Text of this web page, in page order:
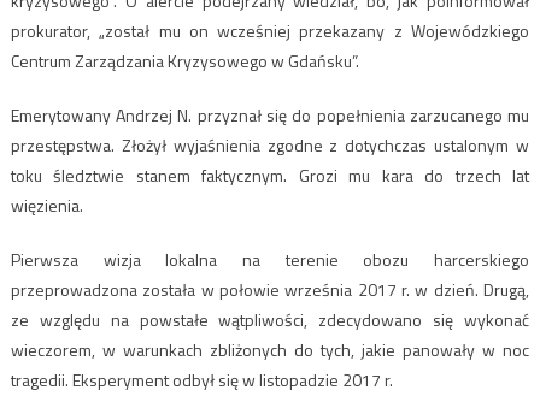
prokurator, „został mu on wcześniej przekazany z Wojewódzkiego
Centrum Zarządzania Kryzysowego w Gdańsku”.
Emerytowany Andrzej N. przyznał się do popełnienia zarzucanego mu
przestępstwa. Złożył wyjaśnienia zgodne z dotychczas ustalonym w
toku śledztwie stanem faktycznym. Grozi mu kara do trzech lat
więzienia.
Pierwsza wizja lokalna na terenie obozu harcerskiego
przeprowadzona została w połowie września 2017 r. w dzień. Drugą,
ze względu na powstałe wątpliwości, zdecydowano się wykonać
wieczorem, w warunkach zbliżonych do tych, jakie panowały w noc
tragedii. Eksperyment odbył się w listopadzie 2017 r.